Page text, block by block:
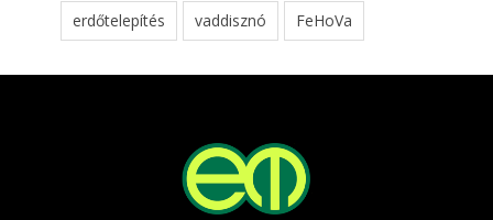
erdőtelepítés vaddisznó FeHoVa